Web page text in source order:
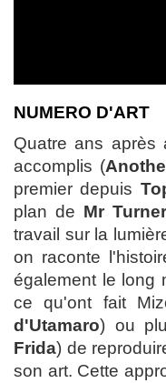
NUMERO D'ART
Quatre ans
accomplis (
premier depuis
plan de Mr Turner
travail sur la
on raconte
également le long
ce qu'ont fait
d'Utamaro) ou
Frida) de
son art. Cette